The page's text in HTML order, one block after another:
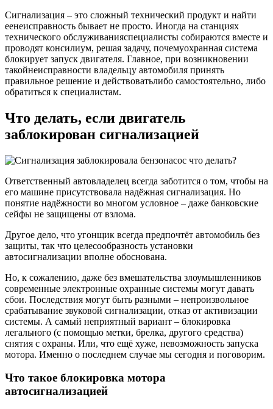
Сигнализация – это сложный технический продукт и найти
еенеисправность бывает не просто. Иногда на станциях
технического обслуживанияспециалисты собираются вместе и
проводят консилиум, решая задачу, почемуохранная система
блокирует запуск двигателя. Главное, при возникновении
такойнеисправности владельцу автомобиля принять
правильное решение и действоватьлибо самостоятельно, либо
обратиться к специалистам.
Что делать, если двигатель
заблокирован сигнализацией
Ответственный автовладелец всегда заботится о том, чтобы на
его машине присутствовала надёжная сигнализация. Но
понятие надёжности во многом условное – даже банковские
сейфы не защищены от взлома.
Другое дело, что угонщик всегда предпочтёт автомобиль без
защиты, так что целесообразность установки
автосигнализации вполне обоснована.
Но, к сожалению, даже без вмешательства злоумышленников
современные электронные охранные системы могут давать
сбои. Последствия могут быть разными – непроизвольное
срабатывание звуковой сигнализации, отказ от активизации
системы. А самый неприятный вариант – блокировка
легального (с помощью метки, брелка, другого средства)
снятия с охраны. Или, что ещё хуже, невозможность запуска
мотора. Именно о последнем случае мы сегодня и поговорим.
Что такое блокировка мотора
автосигнализацией